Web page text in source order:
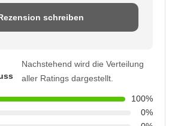
schreiben
Nachstehend wird die Verteilung
aller Ratings dargestellt.
100%
0%